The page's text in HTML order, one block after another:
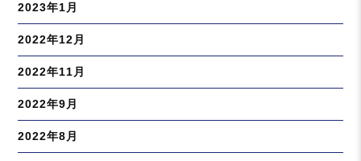
2023年1月
2022年12月
2022年11月
2022年9月
2022年8月